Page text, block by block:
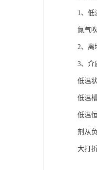
1、低
氮气
2、离
3、介
低温
低温
低温
剂从
大打